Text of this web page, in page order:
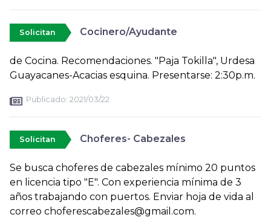
Solicitan Cocinero/Ayudante
de Cocina. Recomendaciones. "Paja Tokilla", Urdesa
Guayacanes-Acacias esquina. Presentarse: 2:30p.m.
Publicado: 2021/03/22
Solicitan Choferes- Cabezales
Se busca choferes de cabezales mínimo 20 puntos
en licencia tipo "E". Con experiencia mínima de 3
años trabajando con puertos. Enviar hoja de vida al
correo choferescabezales@gmail.com.